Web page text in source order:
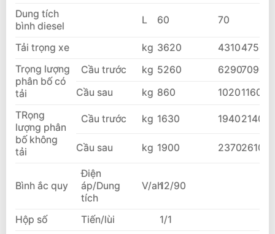
Dung tích
bình diesel
L 60 70
Tải trọng xe kg 3620 43104750
Trọng lượng
phân bố có
tải
Cầu trước kg 5260 62907090
Cầu sau
kg 860 10201160
TRọng
lượng phân
bố không
tải
Cầu trước kg 1630 19402140
Cầu sau kg 1900 23702610
Bình ắc quy
Điện
áp/Dung
tích
V/ah12/90
Hộp số Tiến/lùi
1/1